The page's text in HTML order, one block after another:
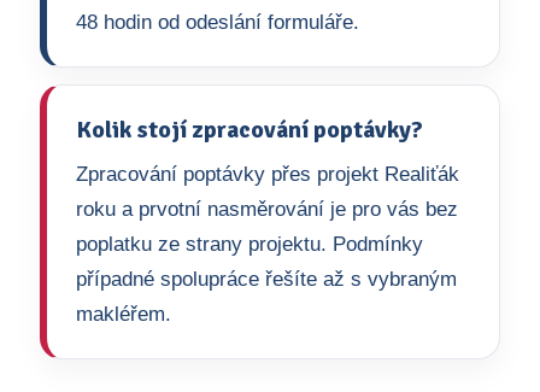
48 hodin od odeslání formuláře.
Kolik stojí zpracování poptávky?
Zpracování poptávky přes projekt Realiťák
roku a prvotní nasměrování je pro vás bez
poplatku ze strany projektu. Podmínky
případné spolupráce řešíte až s vybraným
makléřem.